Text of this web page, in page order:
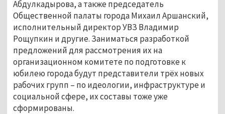
Абдулкадырова, а также председатель
Общественной палаты города Михаил Аршанский,
исполнительный директор УВЗ Владимир
Рощупкин и другие. Заниматься разработкой
предложений для рассмотрения их на
организационном комитете по подготовке к
юбилею города будут представители трёх новых
рабочих групп – по идеологии, инфраструктуре и
социальной сфере, их составы тоже уже
сформированы.